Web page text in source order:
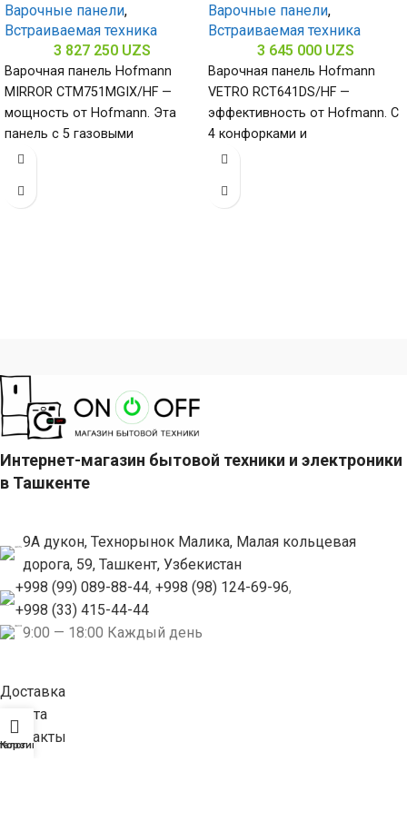
Варочные панели,
Встраиваемая техника
3 827 250 UZS
Варочная панель Hofmann
MIRROR CTM751MGIX/HF —
мощность от Hofmann. Эта
панель с 5 газовыми
конфорками и нержавеющей
Варочные панели,
Встраиваемая техника
3 645 000 UZS
Варочная панель Hofmann
VETRO RCT641DS/HF —
эффективность от Hofmann. С
4 конфорками и
стеклокерамической
580 х
Интернет-магазин бытовой техники и электроники
в Ташкенте
9А дукон, Технорынок Малика, Малая кольцевая
дорога, 59, Ташкент, Узбекистан
+998 (99) 089-88-44, +998 (98) 124-69-96,
+998 (33) 415-44-44
9:00 — 18:00 Каждый день
Доставка
Оплата
Контакты
Корзина